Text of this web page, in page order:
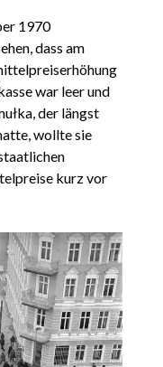
1970
dass am
war leer und
der längst
wollte sie
kurz vor